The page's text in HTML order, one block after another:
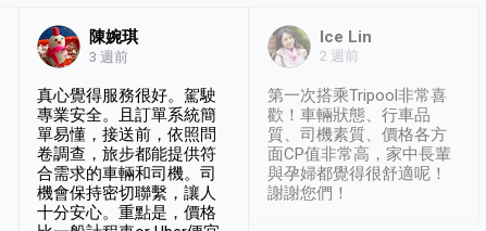
陳婉琪
3 週前
真心覺得服務很好。駕駛
專業安全。且訂單系統簡
單易懂，接送前，依照問
卷調查，旅步都能提供符
合需求的車輛和司機。司
機會保持密切聯繫，讓人
十分安心。重點是，價格
Ice Lin
2 週前
第一次搭乘Tripool非常喜
歡！車輛狀態、行車品
質、司機素質、價格各方
面CP值非常高，家中長輩
與孕婦都覺得很舒適呢！
謝謝您們！